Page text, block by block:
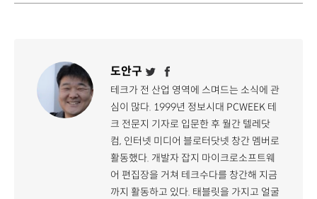
도안구
테크가 전 산업 영역에 스며드는 소식에 관
심이 많다. 1999년 정보시대 PCWEEK 테
크 전문지 기자로 입문한 후 월간 텔레닷
컴, 인터넷 미디어 블로터닷넷 창간 멤버로
활동했다. 개발자 잡지 마이크로소프트웨
어 편집장을 거쳐 테크수다를 창간해 지금
까지 활동하고 있다. 태블릿을 가지고 얼굴